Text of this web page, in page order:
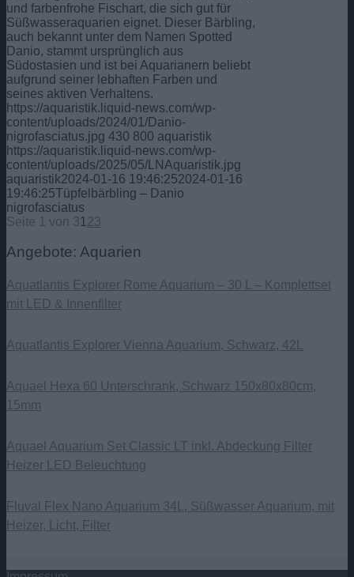
und farbenfrohe Fischart, die sich gut für
Süßwasseraquarien eignet. Dieser Bärbling,
auch bekannt unter dem Namen Spotted
Danio, stammt ursprünglich aus
Südostasien und ist bei Aquarianern beliebt
aufgrund seiner lebhaften Farben und
seines aktiven Verhaltens.
https://aquaristik.liquid-news.com/wp-
content/uploads/2024/01/Danio-
nigrofasciatus.jpg 430 800 aquaristik
https://aquaristik.liquid-news.com/wp-
content/uploads/2025/05/LNAquaristik.jpg
aquaristik2024-01-16 19:46:252024-01-16
19:46:25Tüpfelbärbling – Danio
nigrofasciatus
Seite 1 von 31 23
Angebote: Aquarien
Aquatlantis Explorer Rome Aquarium – 30 L – Komplettset
mit LED & Innenfilter
Aquatlantis Explorer Vienna Aquarium, Schwarz, 42L
Aquael Hexa 60 Unterschrank, Schwarz 150x80x80cm,
15mm
Aquael Aquarium Set Classic LT inkl. Abdeckung Filter
Heizer LED Beleuchtung
Fluval Flex Nano Aquarium 34L, Süßwasser Aquarium, mit
Heizer, Licht, Filter